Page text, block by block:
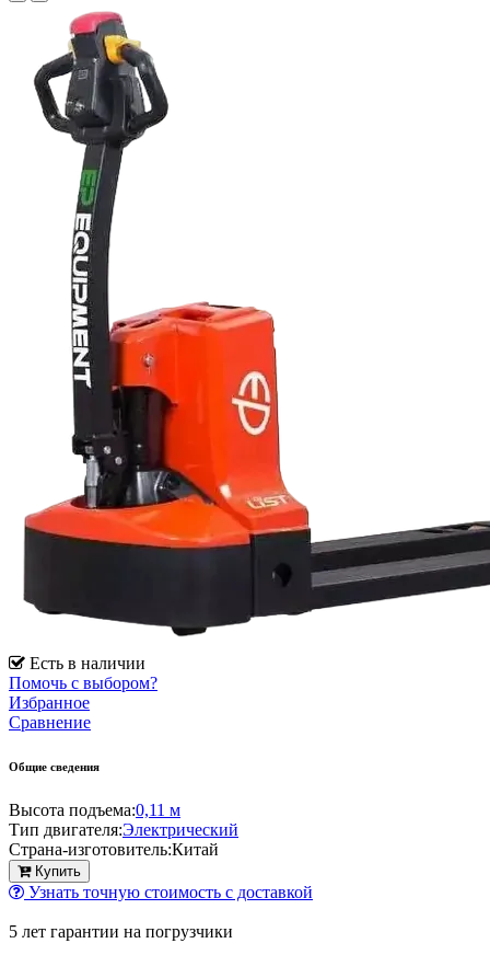
Есть в наличии
Помочь с выбором?
Избранное
Сравнение
Общие сведения
Высота подъема:0,11 м
Тип двигателя:Электрический
Страна-изготовитель:Китай
Купить
Узнать точную стоимость с доставкой
5 лет гарантии на погрузчики